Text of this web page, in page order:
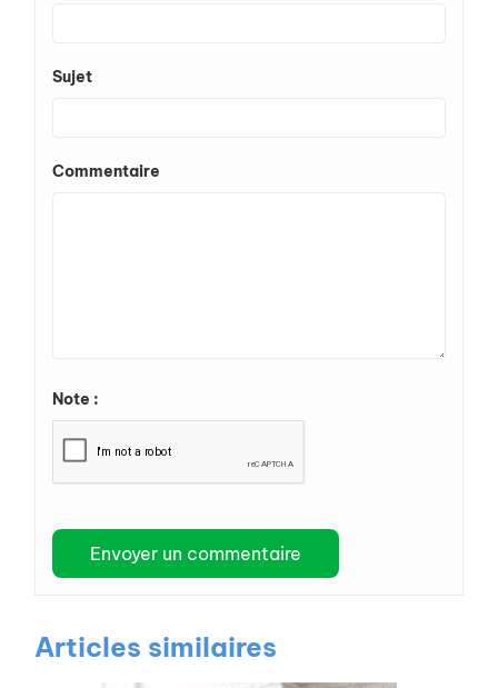
Sujet
Commentaire
Note :
Articles similaires